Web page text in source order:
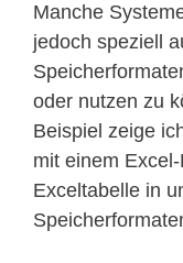
Manche
jedoch speziell
oder nutzen zu
Beispiel zeige
mit einem
Exceltabelle in